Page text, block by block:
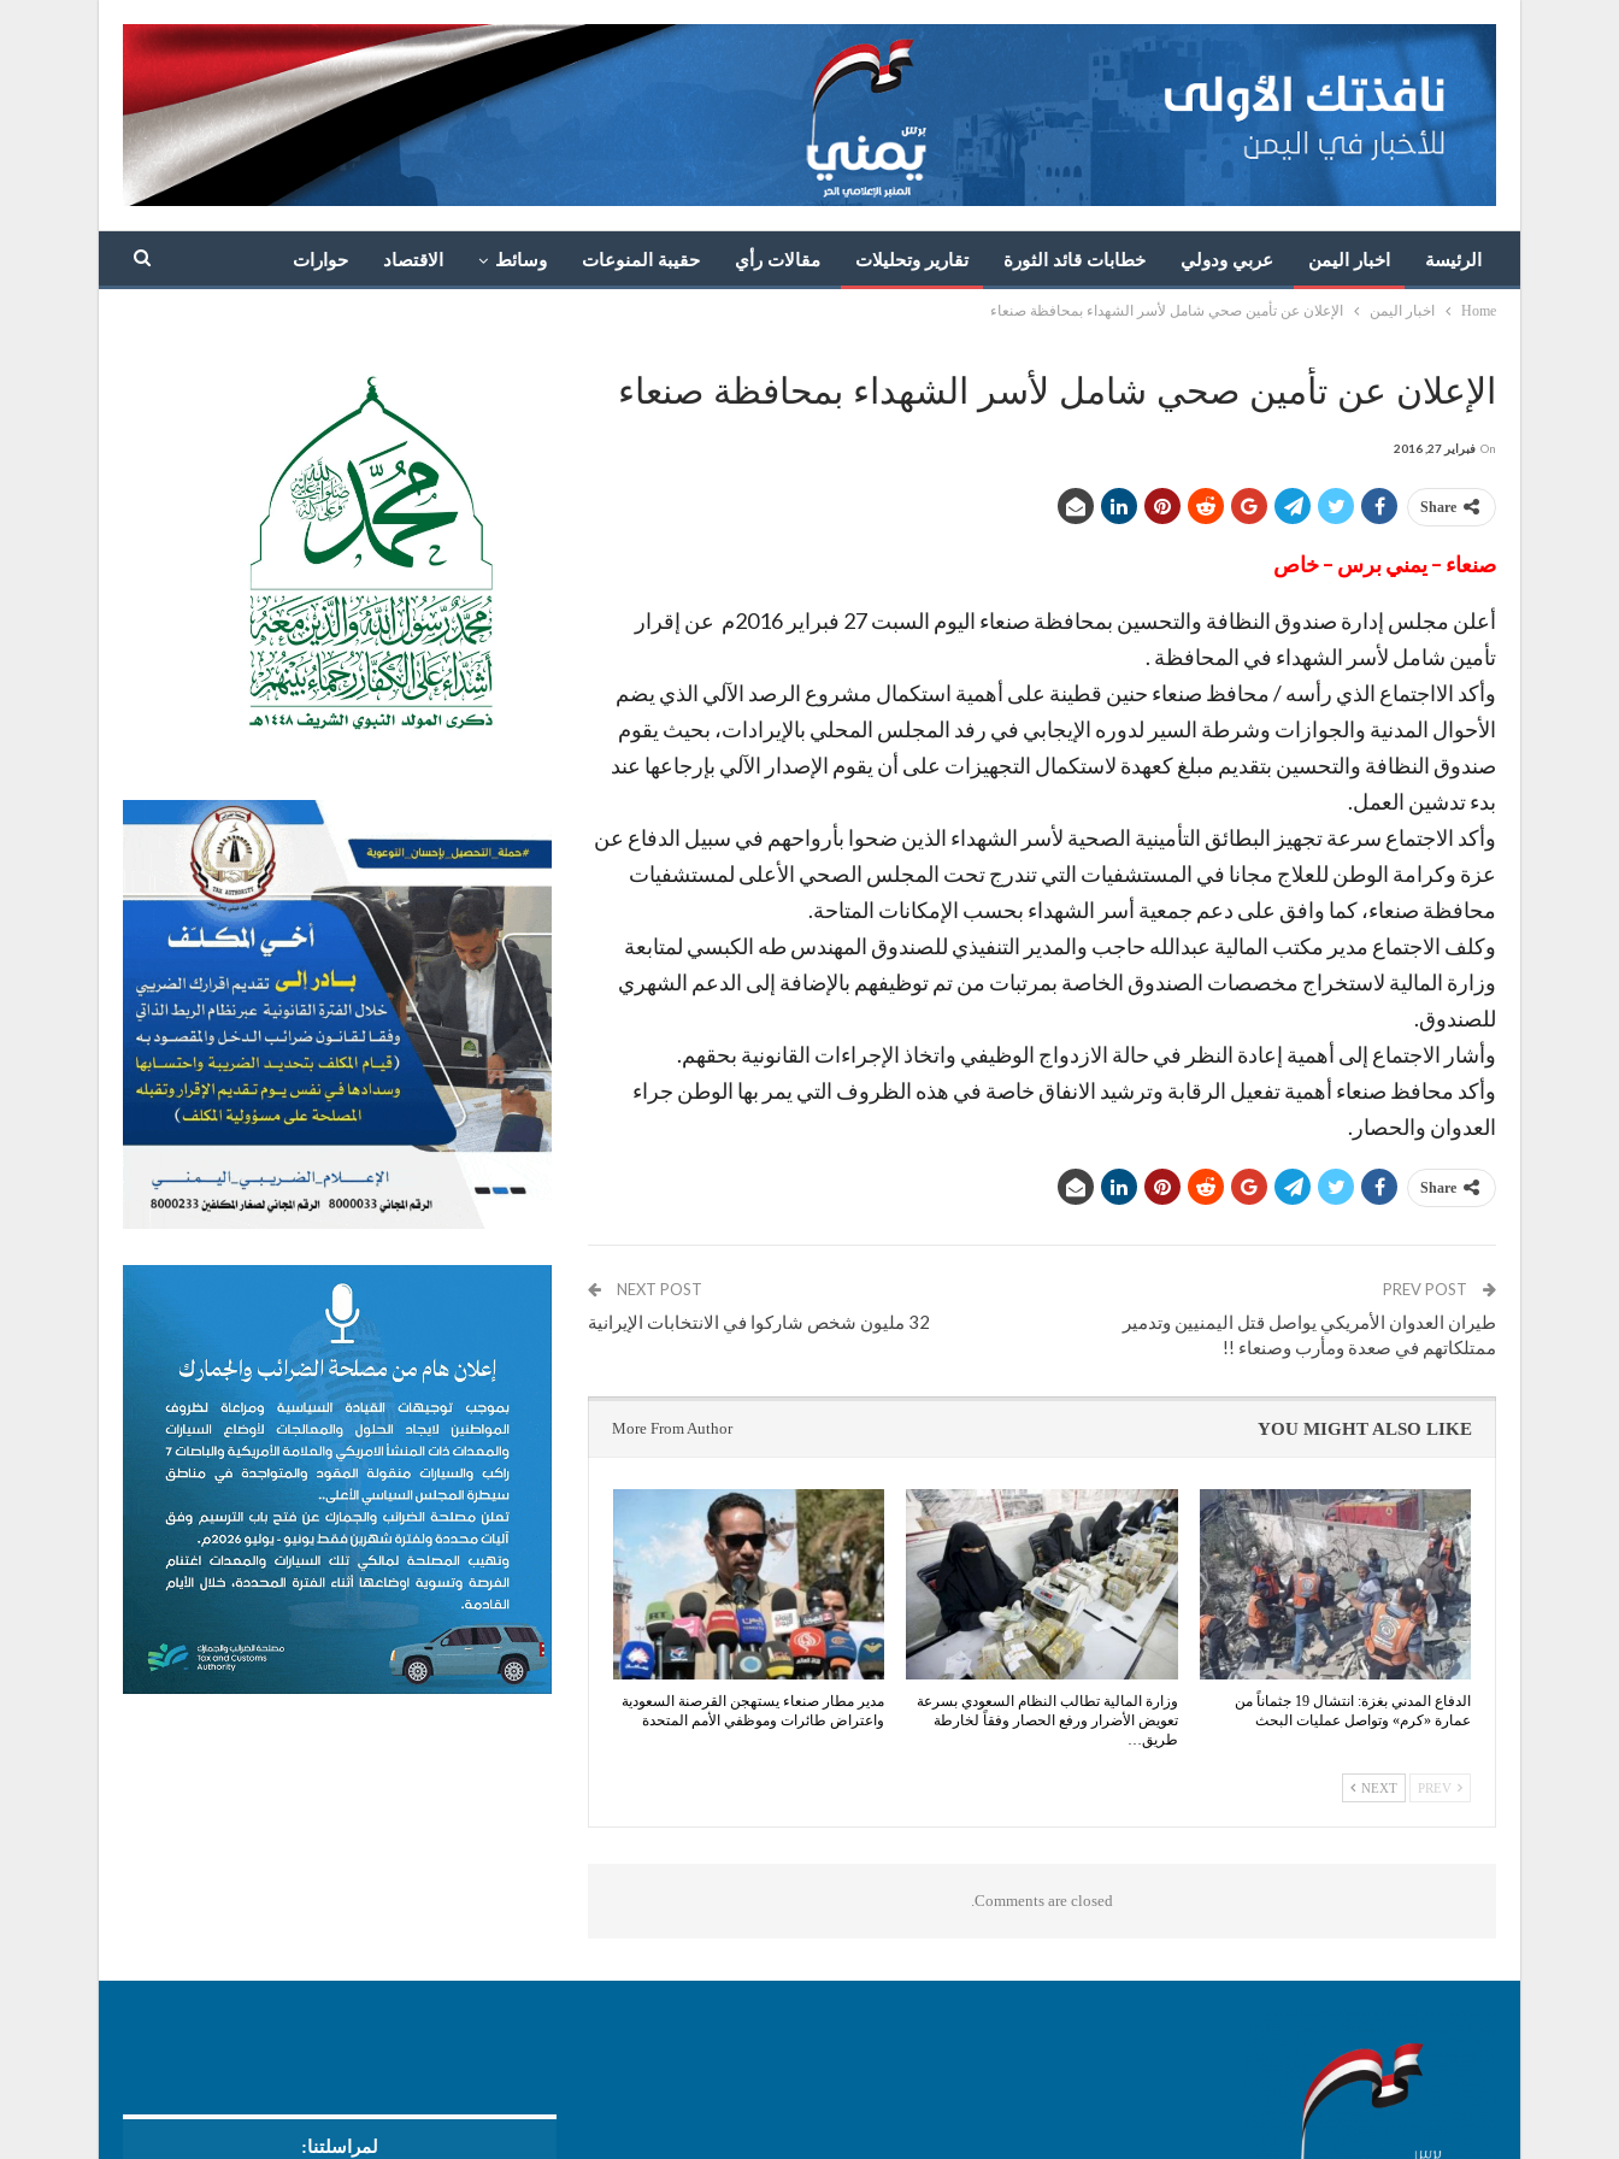
الرئيسة اخبار اليمن عربي ودولي خطابات قائد الثورة تقارير وتحليلات مقالات رأي حقيبة المنوعات وسائط الاقتصاد حوارات
Home اخبار اليمن الإعلان عن تأمين صحي شامل لأسر الشهداء بمحافظة صنعاء
الإعلان عن تأمين صحي شامل لأسر الشهداء بمحافظة صنعاء
On فبراير 27, 2016
Share
صنعاء – يمني برس – خاص
أعلن مجلس إدارة صندوق النظافة والتحسين بمحافظة صنعاء اليوم السبت 27 فبراير 2016م عن إقرار
تأمين شامل لأسر الشهداء في المحافظة .
وأكد اﻻاجتماع الذي رأسه / محافظ صنعاء حنين قطينة على أهمية استكمال مشروع الرصد الآلي الذي يضم
الأحوال المدنية والجوازات وشرطة السير لدوره الإيجابي في رفد المجلس المحلي بالإيرادات، بحيث يقوم
صندوق النظافة والتحسين بتقديم مبلغ كعهدة لاستكمال التجهيزات على أن يقوم الإصدار الآلي بإرجاعها عند
بدء تدشين العمل.
وأكد الاجتماع سرعة تجهيز البطائق التأمينية الصحية ﻷسر الشهداء الذين ضحوا بأرواحهم في سبيل الدفاع عن
عزة وكرامة الوطن للعلاج مجانا في المستشفيات التي تندرج تحت المجلس الصحي الأعلى لمستشفيات
محافظة صنعاء، كما وافق على دعم جمعية أسر الشهداء بحسب الإمكانات المتاحة.
وكلف الاجتماع مدير مكتب المالية عبدالله حاجب والمدير التنفيذي للصندوق المهندس طه الكبسي لمتابعة
وزارة المالية لاستخراج مخصصات الصندوق الخاصة بمرتبات من تم توظيفهم بالإضافة إلى الدعم الشهري
للصندوق.
وأشار الاجتماع إلى أهمية إعادة النظر في حالة الازدواج الوظيفي واتخاذ الإجراءات القانونية بحقهم.
وأكد محافظ صنعاء أهمية تفعيل الرقابة وترشيد اﻻنفاق خاصة في هذه الظروف التي يمر بها الوطن جراء
العدوان والحصار.
Share
طيران العدوان الأمريكي يواصل قتل اليمنيين وتدمير
ممتلكاتهم في صعدة ومأرب وصنعاء !!
NEXT POST
32 مليون شخص شاركوا في الانتخابات الإيرانية
YOU MIGHT ALSO LIKE
More From Author
الدفاع المدني بغزة: انتشال 19 جثماناً من
عمارة «كرم» وتواصل عمليات البحث
وزارة المالية تطالب النظام السعودي بسرعة
تعويض الأضرار ورفع الحصار وفقاً لخارطة
طريق…
مدير مطار صنعاء يستهجن القرصنة السعودية
واعتراض طائرات وموظفي الأمم المتحدة
NEXT
Comments are closed.
لمراسلتنا: